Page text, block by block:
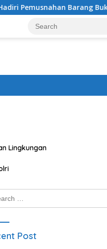
Bukti Narkotika di
Lingkungan
Post